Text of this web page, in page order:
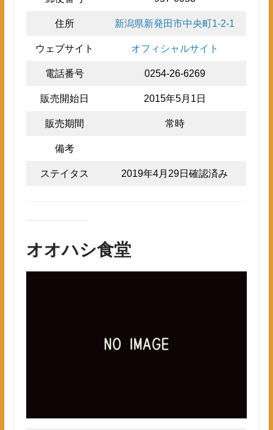
住所 新潟県新発田市中央町1-2-1
ウェブサイト オフィシャルサイト
電話番号 0254-26-6269
販売開始日 2015年5月1日
販売期間 常時
備考
ステイタス 2019年4月29日確認済み
オオハシ食堂